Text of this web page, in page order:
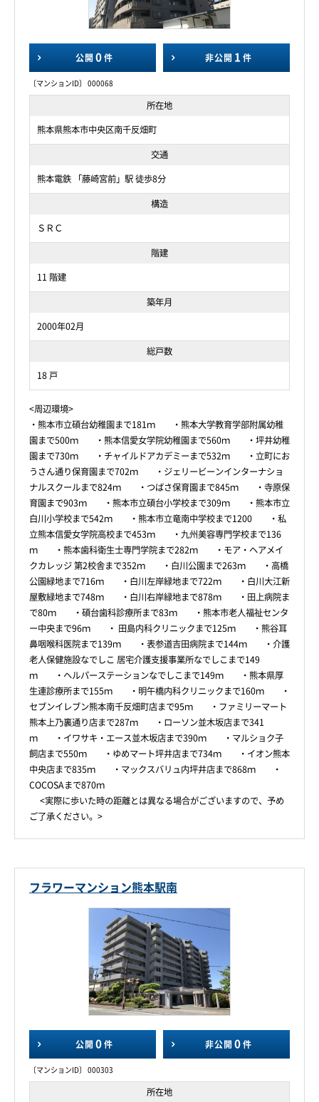
公開 0 件 非公開 1 件
〔マンションID〕 000068
所在地
熊本県熊本市中央区南千反畑町
交通
熊本電鉄 「藤崎宮前」駅 徒歩8分
構造
ＳＲＣ
階建
11 階建
築年月
2000年02月
総戸数
18 戸
<周辺環境>
・熊本市立碩台幼稚園まで181ｍ ・熊本大学教育学部附属幼稚
園まで500ｍ ・熊本信愛女学院幼稚園まで560ｍ ・坪井幼稚
園まで730ｍ ・チャイルドアカデミーまで532ｍ ・立町にお
うさん通り保育園まで702ｍ ・ジェリービーンインターナショ
ナルスクールまで824ｍ ・つばさ保育園まで845ｍ ・寺原保
育園まで903ｍ ・熊本市立碩台小学校まで309ｍ ・熊本市立
白川小学校まで542ｍ ・熊本市立竜南中学校まで1200 ・私
立熊本信愛女学院高校まで453ｍ ・九州美容専門学校まで136
ｍ ・熊本歯科衛生士専門学院まで282ｍ ・モア・ヘアメイ
クカレッジ 第2校舎まで352ｍ ・白川公園まで263ｍ ・高橋
公園緑地まで716ｍ ・白川左岸緑地まで722ｍ ・白川大江新
屋敷緑地まで748ｍ ・白川右岸緑地まで878ｍ ・田上病院ま
で80ｍ ・碩台歯科診療所まで83ｍ ・熊本市老人福祉センタ
ー中央まで96ｍ ・ 田島内科クリニックまで125ｍ ・熊谷耳
鼻咽喉科医院まで139ｍ ・表参道吉田病院まで144ｍ ・介護
老人保健施設なでしこ 居宅介護支援事業所なでしこまで149
ｍ ・ヘルパーステーションなでしこまで149ｍ ・熊本県厚
生連診療所まで155ｍ ・明午橋内科クリニックまで160ｍ ・
セブンイレブン熊本南千反畑町店まで95ｍ ・ファミリーマート
熊本上乃裏通り店まで287ｍ ・ローソン並木坂店まで341
ｍ ・イワサキ・エース並木坂店まで390ｍ ・マルショク子
飼店まで550ｍ ・ゆめマート坪井店まで734ｍ ・イオン熊本
中央店まで835ｍ ・マックスバリュ内坪井店まで868ｍ ・
COCOSAまで870ｍ
<実際に歩いた時の距離とは異なる場合がございますので、予め
ご了承ください。>
フラワーマンション熊本駅南
公開 0 件 非公開 0 件
〔マンションID〕 000303
所在地